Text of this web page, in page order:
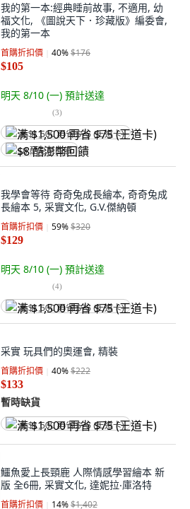
我的第一本:經典睡前故事, 不適用, 幼
福文化, 《圖說天下．珍藏版》編委會,
我的第一本
首購折扣價 40%$176
$105
明天 8/10 (一) 預計送達
(3)
满 $1,500 再省 $75 (王道卡)
$8 酷澎幣回饋
我學會等待 奇奇兔成長繪本, 奇奇兔成
長繪本 5, 采實文化, G.V.傑納頓
首購折扣價 59%$320
$129
明天 8/10 (一) 預計送達
(4)
满 $1,500 再省 $75 (王道卡)
采實 玩具們的奧運會, 精裝
首購折扣價 40%$222
$133
暫時缺貨
满 $1,500 再省 $75 (王道卡)
鱷魚愛上長頸鹿 人際情感學習繪本 新
版 全6冊, 采實文化, 達妮拉‧庫洛特
首購折扣價 14%$1,402